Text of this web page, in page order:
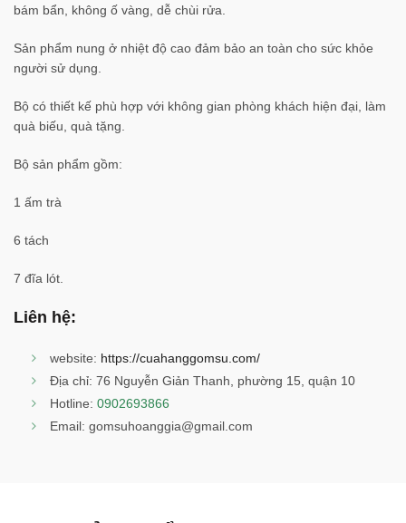
bám bẩn, không ố vàng, dễ chùi rửa.
Sản phẩm nung ở nhiệt độ cao đảm bảo an toàn cho sức khỏe
người sử dụng.
Bộ có thiết kế phù hợp với không gian phòng khách hiện đại, làm
quà biếu, quà tặng.
Bộ sản phẩm gồm:
1 ấm trà
6 tách
7 đĩa lót.
Liên hệ:
website: https://cuahanggomsu.com/
Địa chỉ: 76 Nguyễn Giản Thanh, phường 15, quận 10
Hotline: 0902693866
Email: gomsuhoanggia@gmail.com